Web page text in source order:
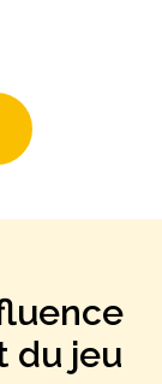
du jeu